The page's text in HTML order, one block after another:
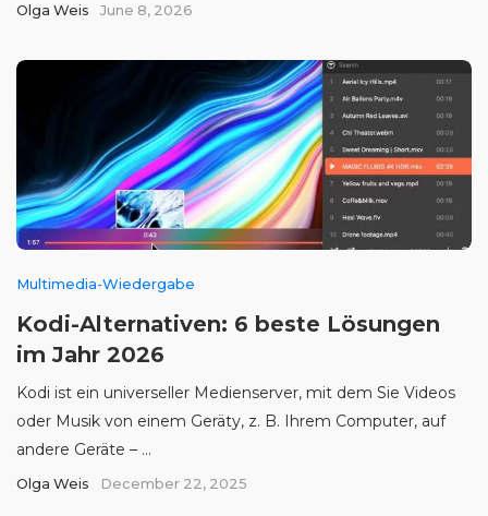
Olga Weis June 8, 2026
Multimedia-Wiedergabe
Kodi-Alternativen: 6 beste Lösungen
im Jahr 2026
Kodi ist ein universeller Medienserver, mit dem Sie Videos
oder Musik von einem Gerätу, z. B. Ihrem Computer, auf
andere Geräte – ...
Olga Weis December 22, 2025